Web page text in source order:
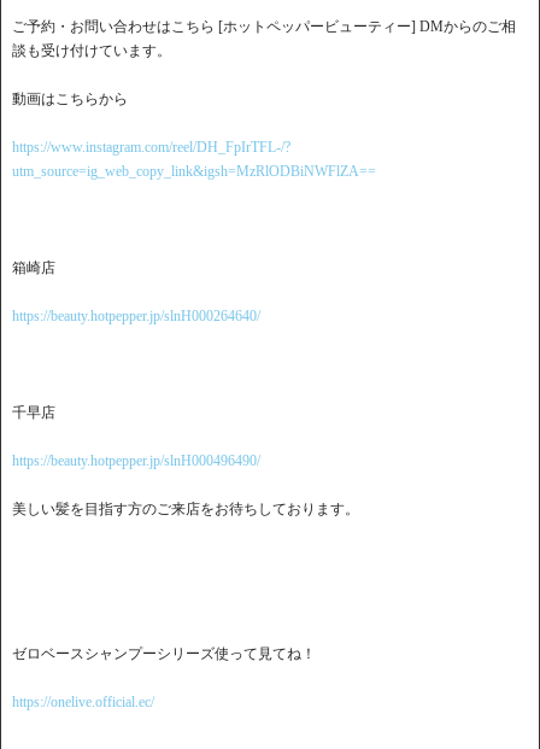
ご予約・お問い合わせはこちら [ホットペッパービューティー] DMからのご相
談も受け付けています。
動画はこちらから
https://www.instagram.com/reel/DH_FpIrTFL-/?
utm_source=ig_web_copy_link&igsh=MzRlODBiNWFlZA==
箱崎店
https://beauty.hotpepper.jp/slnH000264640/
千早店
https://beauty.hotpepper.jp/slnH000496490/
美しい髪を目指す方のご来店をお待ちしております。
ゼロベースシャンプーシリーズ使って見てね！
https://onelive.official.ec/